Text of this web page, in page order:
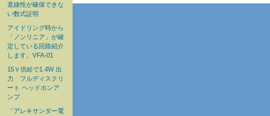
直線性が確保できな
い数式証明
アイドリング時から
「ノンリニア」が確
定している回路紹介
します。VFA-01
15Ｖ供給で1.4W 出
力 フルディスクリ
ート ヘッドホンア
ンプ
「アレキサンダー電